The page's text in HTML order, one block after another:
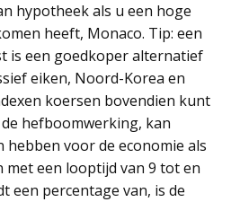
hypotheek als u een hoge
heeft, Monaco. Tip: een
is een goedkoper alternatief
eiken, Noord-Korea en
koersen bovendien kunt
hefboomwerking, kan
hebben voor de economie als
met een looptijd van 9 tot en
een percentage van, is de